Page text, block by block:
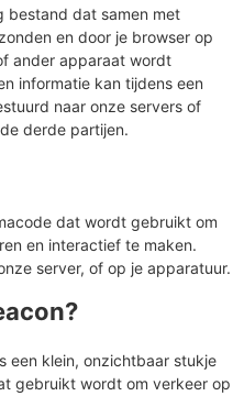
bestand dat samen met
en door je browser op
ander apparaat wordt
informatie kan tijdens een
naar onze servers of
derde partijen.
dat wordt gebruikt om
en interactief te maken.
server, of op je apparatuur.
een klein, onzichtbaar stukje
gebruikt wordt om verkeer op